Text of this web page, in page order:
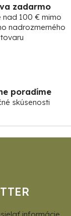
zadarmo
nad 100 € mimo
nadrozmerného
tovaru
poradíme
skúsenosti